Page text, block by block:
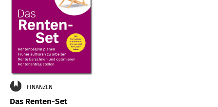
FINANZEN
Das Renten-Set